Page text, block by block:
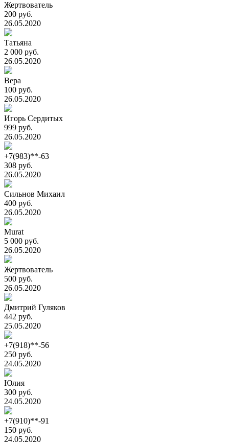
Жертвователь
200 руб.
26.05.2020
Татьяна
2 000 руб.
26.05.2020
Вера
100 руб.
26.05.2020
Игорь Сердитых
999 руб.
26.05.2020
+7(983)**-63
308 руб.
26.05.2020
Сильнов Михаил
400 руб.
26.05.2020
Murat
5 000 руб.
26.05.2020
Жертвователь
500 руб.
26.05.2020
Дмитрий Гуляков
442 руб.
25.05.2020
+7(918)**-56
250 руб.
24.05.2020
Юлия
300 руб.
24.05.2020
+7(910)**-91
150 руб.
24.05.2020